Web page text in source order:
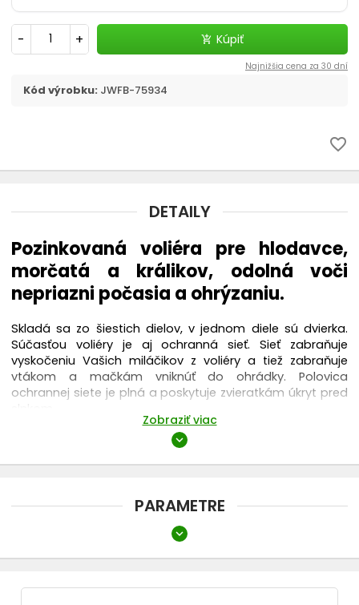
Náhradné diely
- + add_shopping_cart Kúpiť
Najnižšia cena za 30 dní
Kód výrobku: JWFB-75934
favorite_border
DETAILY
Pozinkovaná voliéra pre hlodavce,
morčatá a králikov, odolná voči
nepriazni počasia a ohrýzaniu.
Skladá sa zo šiestich dielov, v jednom diele sú dvierka.
Súčasťou voliéry je aj ochranná sieť. Sieť zabraňuje
vyskočeniu Vašich miláčikov z voliéry a tiež zabraňuje
vtákom a mačkám vniknúť do ohrádky. Polovica
ochrannej siete je plná a poskytuje zvieratkám úkryt pred
Rozmery jedného dielu : 58 x 38 cm
Zobraziť viac
expand_more
PARAMETRE
expand_more